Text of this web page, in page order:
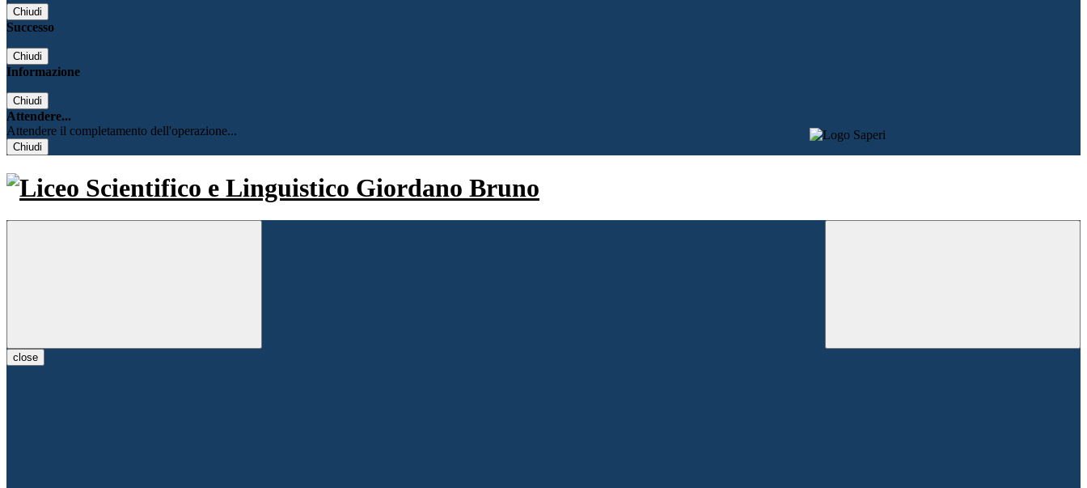
Chiudi
Successo
Chiudi
Informazione
Chiudi
Attendere...
Attendere il completamento dell'operazione...
Chiudi
close